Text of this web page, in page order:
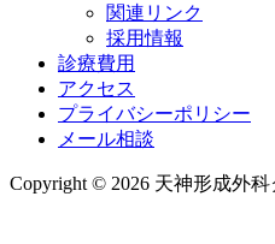
関連リンク
採用情報
診療費用
アクセス
プライバシーポリシー
メール相談
Copyright © 2026 天神形成外科